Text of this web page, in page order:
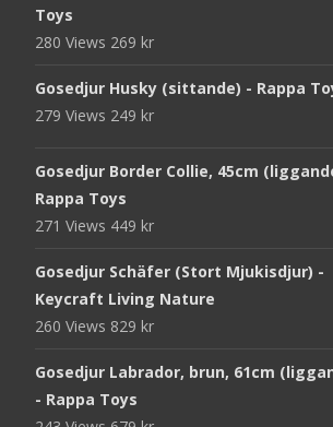
Toys
280 Views 269 kr
Gosedjur Husky (sittande) - Rappa
279 Views 249 kr
Gosedjur Border Collie, 45cm
Rappa Toys
271 Views 449 kr
Gosedjur Schäfer (Stort Mjukisdjur) -
Keycraft Living Nature
260 Views 829 kr
Gosedjur Labrador, brun, 61cm
- Rappa Toys